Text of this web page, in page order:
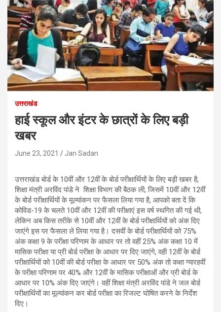
उत्तराखंड
हाई स्कूल और इंटर के छात्रों के लिए बड़ी
खबर
June 23, 2021 Jan Sadan
उत्तराखंड बोर्ड के 10वीं और 12वीं के बोर्ड परीक्षार्थियों के लिए बड़ी खबर है,
शिक्षा मंत्री अरविंद पांडे ने शिक्षा विभाग की बैठक ली, जिसमें 10वीं और 12वीं
के बोर्ड परीक्षार्थियों के मूल्यांकन पर फैसला लिया गया है, आपको बता दें कि
कोविड-19 के चलते 10वीं और 12वीं की परीक्षाएं इस वर्ष स्थगित की गई थी,
लेकिन अब किस तरीके से 10वीं और 12वीं के बोर्ड परीक्षार्थियों को अंक दिए
जाएंगे इस पर फैसला ले लिया गया है। दसवीं के बोर्ड परीक्षार्थियों को 75%
अंक कक्षा 9 के परीक्षा परिणाम के आधार पर तो वहीं 25% अंक कक्षा 10 में
मासिक परीक्षा या प्री बोर्ड परीक्षा के आधार पर दिए जाएंगे, वही 12वीं के बोर्ड
परीक्षार्थियों को 10वीं की बोर्ड परीक्षा के आधार पर 50% अंक तो कक्षा ग्यारहवीं
के परीक्षा परिणाम पर 40% और 12वीं के मासिक परीक्षाओं और प्री बोर्ड के
आधार पर 10% अंक दिए जाएंगे। वहीं शिक्षा मंत्री अरविंद पांडे ने जल बोर्ड
परीक्षार्थियों का मूल्यांकन कर बोर्ड परीक्षा का रिजल्ट घोषित करने के निर्देश
दिए।